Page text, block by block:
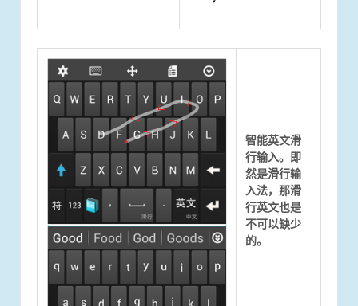
智能英文滑
行输入。即
然是滑行输
入法，那滑
行英文也是
不可以缺少
的。